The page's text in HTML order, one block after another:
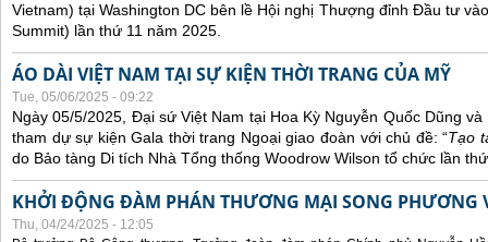
Vietnam) tại Washington DC bên lề Hội nghị Thượng đỉnh Đầu tư
Summit) lần thứ 11 năm 2025.
ÁO DÀI VIỆT NAM TẠI SỰ KIỆN THỜI TRANG CỦA MỸ
Tue, 05/06/2025 - 09:22
Ngày 05/5/2025, Đại sứ Việt Nam tại Hoa Kỳ Nguyễn Quốc Dũng
tham dự sự kiện Gala thời trang Ngoại giao đoàn với chủ đề: “Tạo
do Bảo tàng Di tích Nhà Tổng thống Woodrow Wilson tổ chức lần
KHỞI ĐỘNG ĐÀM PHÁN THƯƠNG MẠI SONG PHƯƠNG
Thu, 04/24/2025 - 12:05